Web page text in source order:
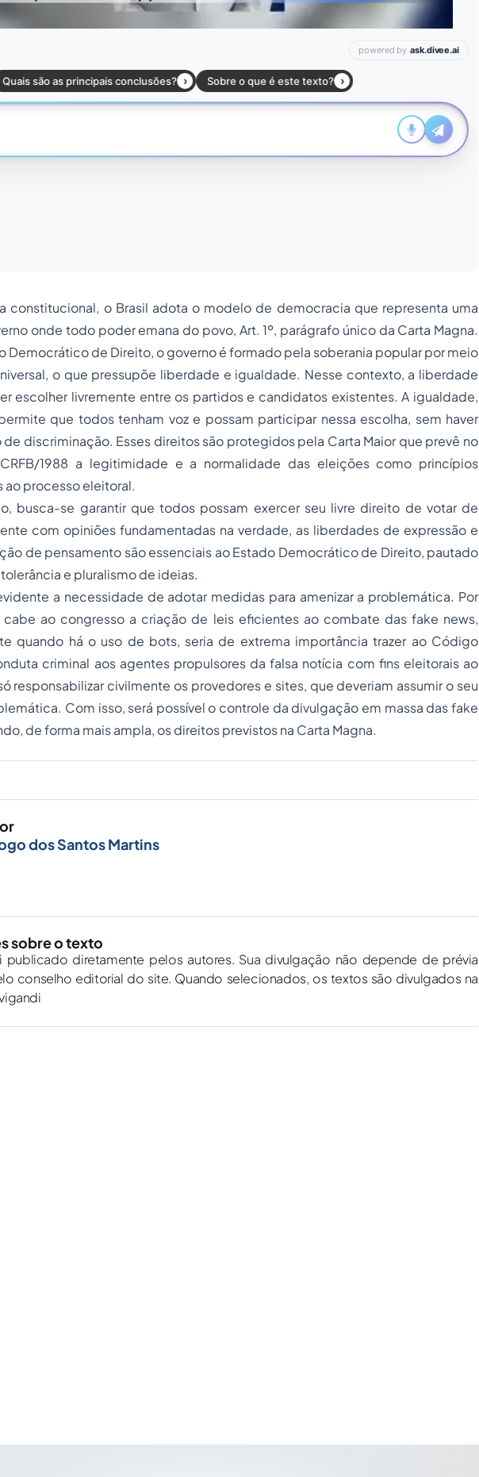
constitucional, o Brasil adota o modelo de democracia que representa uma
onde todo poder emana do povo, Art. 1º, parágrafo único da Carta Magna.
Democrático de Direito, o governo é formado pela soberania popular por meio
o que pressupõe liberdade e igualdade. Nesse contexto, a liberdade
escolher livremente entre os partidos e candidatos existentes. A igualdade,
que todos tenham voz e possam participar nessa escolha, sem haver
discriminação. Esses direitos são protegidos pela Carta Maior que prevê no
1988 a legitimidade e a normalidade das eleições como princípios
ao processo eleitoral.
busca-se garantir que todos possam exercer seu livre direito de votar de
com opiniões fundamentadas na verdade, as liberdades de expressão e
de pensamento são essenciais ao Estado Democrático de Direito, pautado
e pluralismo de ideias.
a necessidade de adotar medidas para amenizar a problemática. Por
cabe ao congresso a criação de leis eficientes ao combate das fake news,
quando há o uso de bots, seria de extrema importância trazer ao Código
criminal aos agentes propulsores da falsa notícia com fins eleitorais ao
responsabilizar civilmente os provedores e sites, que deveriam assumir o seu
Com isso, será possível o controle da divulgação em massa dasfake
de forma mais ampla, os direitos previstos na Carta Magna.
dos Santos Martins
sobre o texto
publicado diretamente pelos autores. Sua divulgação não depende de prévia
conselho editorial do site. Quando selecionados, os textos são divulgados na